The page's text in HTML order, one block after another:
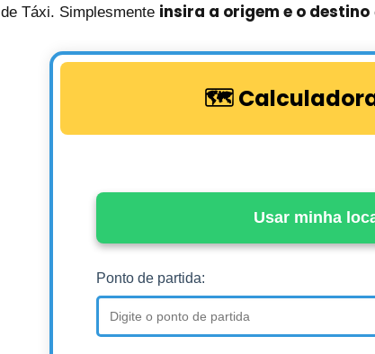
de Táxi. Simplesmente insira a origem e o destino
🗺️
Usar minha
Ponto de partida: